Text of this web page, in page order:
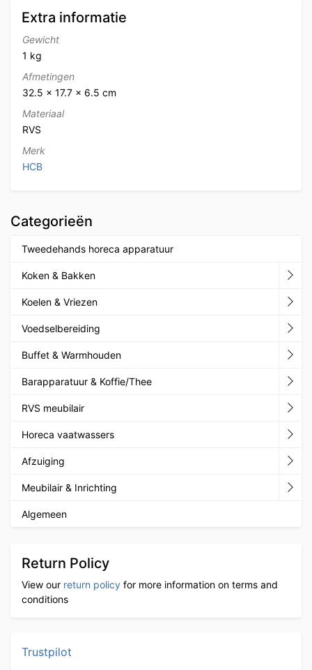
Extra informatie
Gewicht
1 kg
Afmetingen
32.5 × 17.7 × 6.5 cm
Materiaal
RVS
Merk
HCB
Categorieën
Tweedehands horeca apparatuur
Koken & Bakken
Koelen & Vriezen
Voedselbereiding
Buffet & Warmhouden
Barapparatuur & Koffie/Thee
RVS meubilair
Horeca vaatwassers
Afzuiging
Meubilair & Inrichting
Algemeen
Return Policy
View our return policy for more information on terms and
conditions
Trustpilot